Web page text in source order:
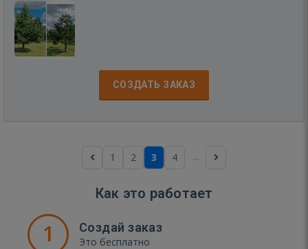
СОЗДАТЬ ЗАКАЗ
1 2 3 4 ...
Как это работает
1 Создай заказ
Это бесплатно